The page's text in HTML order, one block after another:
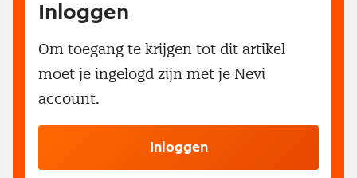
Inloggen
Om toegang te krijgen tot dit artikel
moet je ingelogd zijn met je Nevi
account.
Inloggen